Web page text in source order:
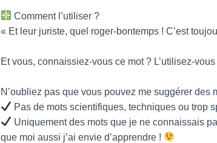
Comment l’utiliser ?
« Et leur juriste, quel roger-bontemps ! C’est
Et vous, connaissiez-vous ce mot ? L’utilisez-
N’oubliez pas que vous pouvez me suggérer des
Pas de mots scientifiques, techniques ou trop
Uniquement des mots que je ne connaissais
que moi aussi j’ai envie d’apprendre !